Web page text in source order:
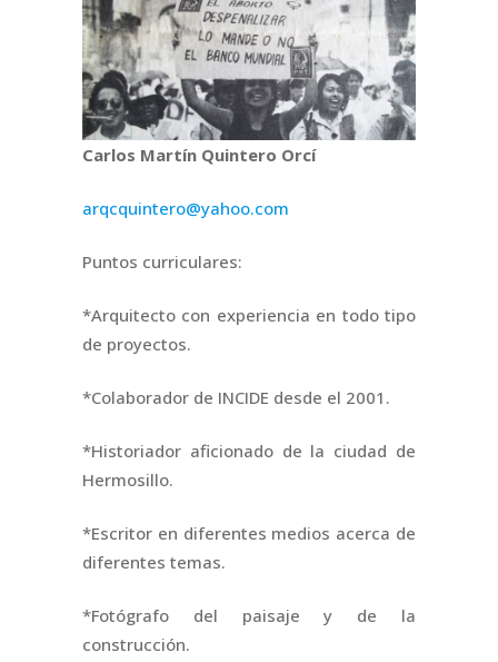
Carlos Martín Quintero Orcí
arqcquintero@yahoo.com
Puntos curriculares:
*Arquitecto con experiencia en todo tipo
de proyectos.
*Colaborador de INCIDE desde el 2001.
*Historiador aficionado de la ciudad de
Hermosillo.
*Escritor en diferentes medios acerca de
diferentes temas.
*Fotógrafo del paisaje y de la
construcción.